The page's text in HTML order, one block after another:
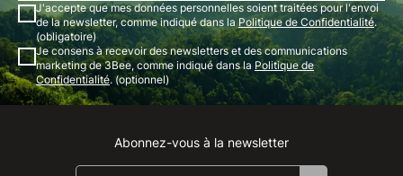
J'accepte que mes données personnelles soient traitées pour l'envoi
de la newsletter, comme indiqué dans la Politique de Confidentialité.
(obligatoire)
Je consens à recevoir des newsletters et des communications
marketing de 3Bee, comme indiqué dans la Politique de
Confidentialité. (optionnel)
Instagram
Facebook
Linkedin
Youtube
Abonnez-vous à la newsletter